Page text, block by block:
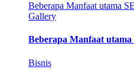
Beberapa Manfaat utama
Gallery
Beberapa Manfaat
Bisnis